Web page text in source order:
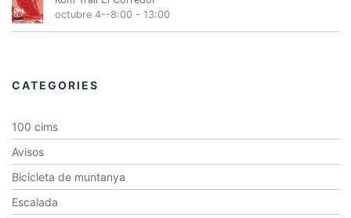
octubre 4--8:00 - 13:00
CATEGORIES
100 cims
Avisos
Bicicleta de muntanya
Escalada